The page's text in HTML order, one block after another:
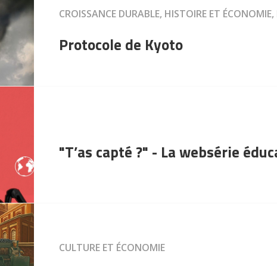
CROISSANCE DURABLE, HISTOIRE ET
Protocole de Kyoto
"T’as capté ?" - La websérie
CULTURE ET ÉCONOMIE